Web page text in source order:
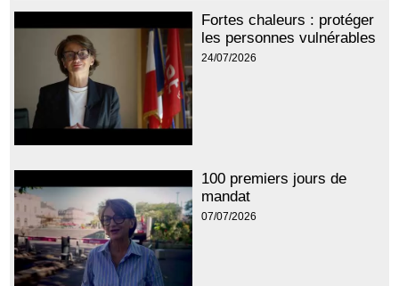
Fortes chaleurs : protéger
les personnes vulnérables
24/07/2026
100 premiers jours de
mandat
07/07/2026